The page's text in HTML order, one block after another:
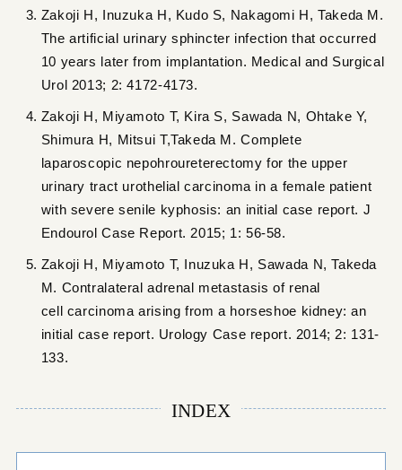
Zakoji H, Inuzuka H, Kudo S, Nakagomi H, Takeda M.
The artificial urinary sphincter infection that occurred
10 years later from implantation. Medical and Surgical
Urol 2013; 2: 4172-4173.
Zakoji H, Miyamoto T, Kira S, Sawada N, Ohtake Y,
Shimura H, Mitsui T,Takeda M. Complete
laparoscopic nepohroureterectomy for the upper
urinary tract urothelial carcinoma in a female patient
with severe senile kyphosis: an initial case report. J
Endourol Case Report. 2015; 1: 56-58.
Zakoji H, Miyamoto T, Inuzuka H, Sawada N, Takeda
M. Contralateral adrenal metastasis of renal
cell carcinoma arising from a horseshoe kidney: an
initial case report. Urology Case report. 2014; 2: 131-
133.
INDEX